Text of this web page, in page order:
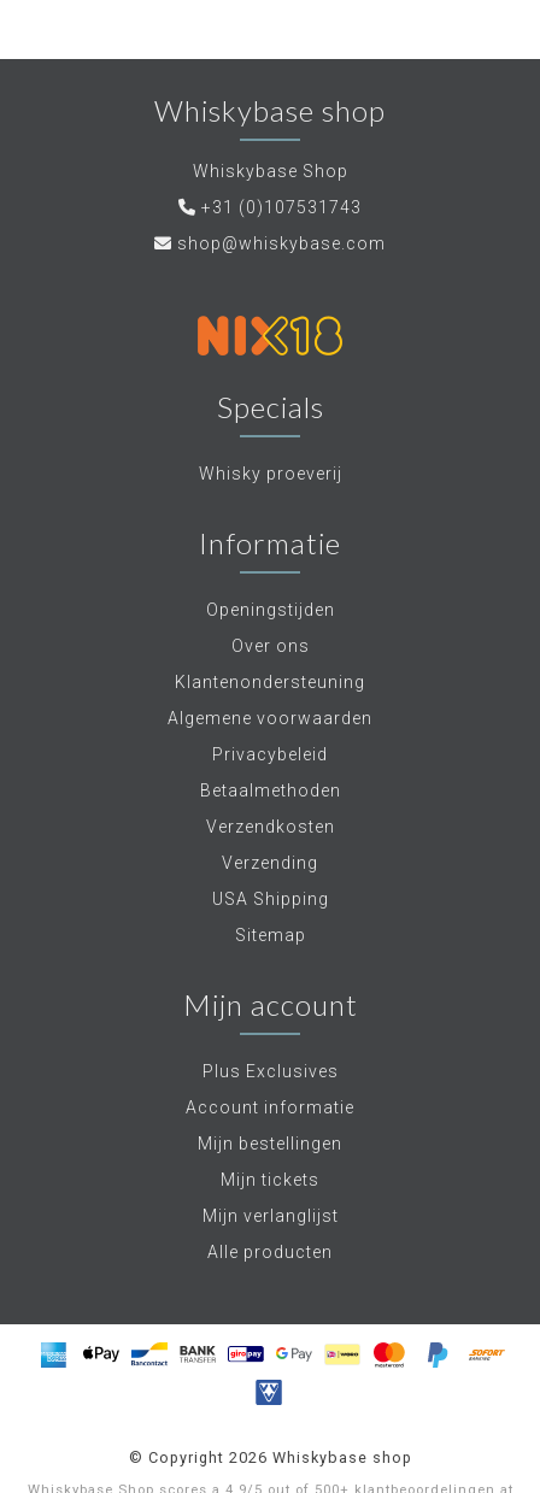
Whiskybase shop
Whiskybase Shop
+31 (0)107531743
shop@whiskybase.com
Specials
Whisky proeverij
Informatie
Openingstijden
Over ons
Klantenondersteuning
Algemene voorwaarden
Privacybeleid
Betaalmethoden
Verzendkosten
Verzending
USA Shipping
Sitemap
Mijn account
Plus Exclusives
Account informatie
Mijn bestellingen
Mijn tickets
Mijn verlanglijst
Alle producten
© Copyright 2026 Whiskybase shop
Whiskybase Shop scores a 4.9/ 5 out of 500+ klantbeoordelingen at